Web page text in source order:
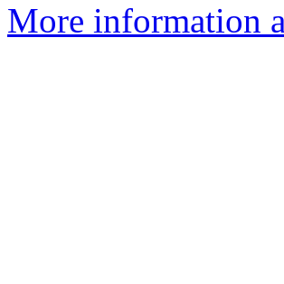
More information